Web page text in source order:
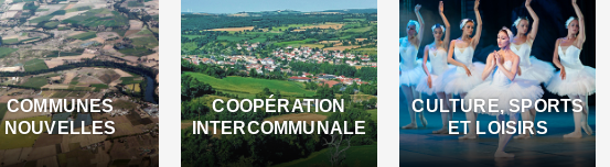
COMMUNES
NOUVELLES
COOPÉRATION
INTERCOMMUNALE
CULTURE, SPORTS
ET LOISIRS